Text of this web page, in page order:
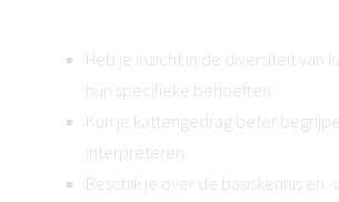
Heb je inzicht in de diversiteit van
hun specifieke behoeften.
Kun je kattengedrag beter
interpreteren.
Beschik je over de basiskennis en